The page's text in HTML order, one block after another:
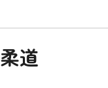
柔道